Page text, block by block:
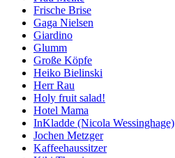
Frische Brise
Gaga Nielsen
Giardino
Glumm
Große Köpfe
Heiko Bielinski
Herr Rau
Holy fruit salad!
Hotel Mama
InKladde (Nicola Wessinghage)
Jochen Metzger
Kaffeehaussitzer